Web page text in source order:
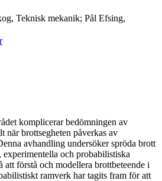
Teknisk mekanik; Pål Efsing,
komplicerar bedömningen av
när brottsegheten påverkas av
avhandling undersöker spröda brott
experimentella och probabilistiska
att förstå och modellera brottbeteende i
ramverk har tagits fram för att